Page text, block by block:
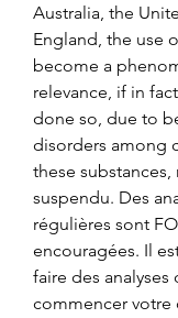
Australia, the
England, the use
become a
relevance, if in
done so, due to
disorders among
these
suspendu. Des
régulières sont
encouragées. Il
faire des analyses
commencer votre